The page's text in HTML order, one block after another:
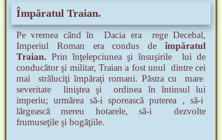
Împăratul Traian.
Pe vremea când în Dacia era rege Decebal,
Imperiul Roman era condus deîmpăratul
Traian. Prin înţelepciunea şi însuşirile lui de
conducător şi militar, Traian a fost unul dintre cei
mai străluciţi împăraţi romani. Păstra cu mare
severitate liniştea şi ordinea în întinsul lui
imperiu;urmărea să-i sporească puterea , să-i
lărgească mereu hotarele, să-i dezvolte
frumuseţile şi bogăţiile.